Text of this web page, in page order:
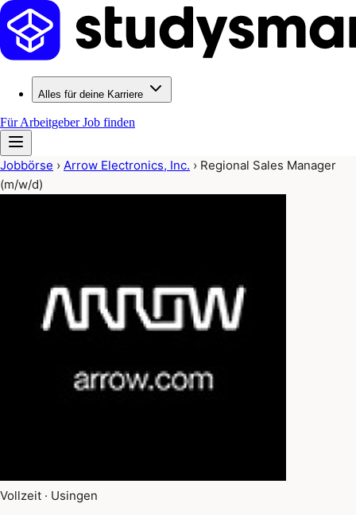
Alles für deine Karriere
Für ArbeitgeberJob finden
Jobbörse › Arrow Electronics, Inc. › Regional Sales Manager
(m/w/d)
Vollzeit · Usingen